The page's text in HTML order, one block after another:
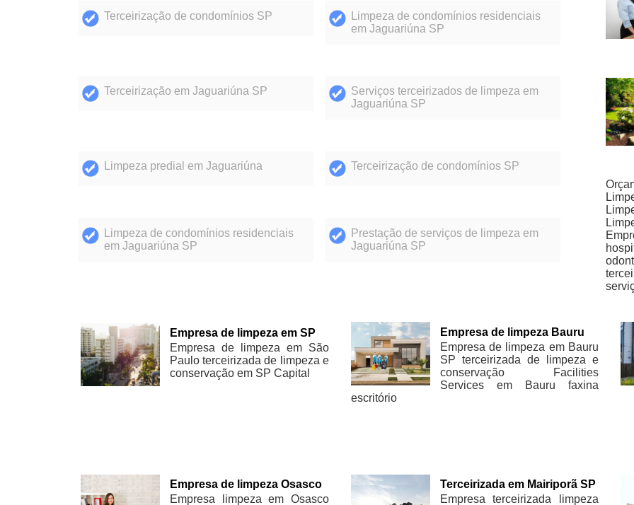
Terceirização de condomínios SP
Limpeza de condomínios residenciais
em Jaguariúna SP
Terceirização em Jaguariúna SP
Serviços terceirizados de limpeza em
Jaguariúna SP
Limpeza predial em Jaguariúna Terceirização de condomínios SP
Limpeza de condomínios residenciais
em Jaguariúna SP
Prestação de serviços de limpeza em
Jaguariúna SP
Empresa de limpeza em SP
Empresa de limpeza em São
Paulo terceirizada de limpeza e
conservação em SP Capital
Empresa de limpeza Bauru
Empresa de limpeza em Bauru
SP terceirizada de limpeza e
conservação Facilities
Services em Bauru faxina
escritório
Empresa de limpeza Osasco
Empresa limpeza em Osasco
Terceirizada em Mairiporã SP
Empresa terceirizada limpeza